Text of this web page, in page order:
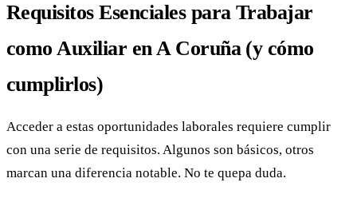
Requisitos Esenciales para Trabajar
como Auxiliar en A Coruña (y cómo
cumplirlos)
Acceder a estas oportunidades laborales requiere cumplir
con una serie de requisitos. Algunos son básicos, otros
marcan una diferencia notable. No te quepa duda.